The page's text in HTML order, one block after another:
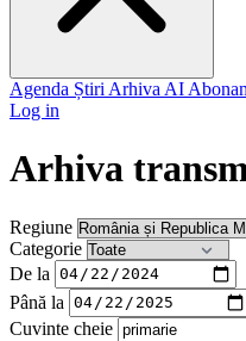
Agenda Știri Arhiva AI
Log in
Arhiva
Regiune
Categorie
De la
Până la
Cuvinte cheie